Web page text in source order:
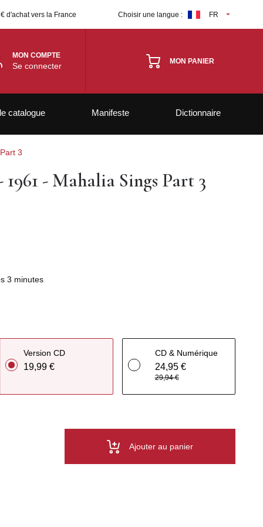
d'achat vers la France Choisir une langue : FR
MON COMPTE
Se connecter MON PANIER
catalogue Manifeste Dictionnaire
3
- Mahalia Sings Part 3
3 minutes
Version CD
19,99 €
CD & Numérique
24,95 €
29,94 €
Ajouter au panier